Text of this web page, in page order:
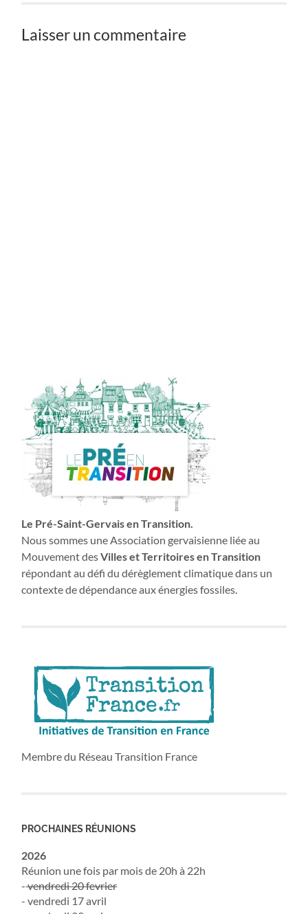
Laisser un commentaire
Le Pré-Saint-Gervais en Transition.
Nous sommes une Association gervaisienne liée au
Mouvement desVilles et Territoires en Transition
répondant au défi du dérèglement climatique dans un
contexte de dépendance aux énergies fossiles.
Membre du Réseau Transition France
PROCHAINES RÉUNIONS
2026
Réunion une fois par mois de 20h à 22h
-vendredi 20 fevrier
- vendredi 17 avril